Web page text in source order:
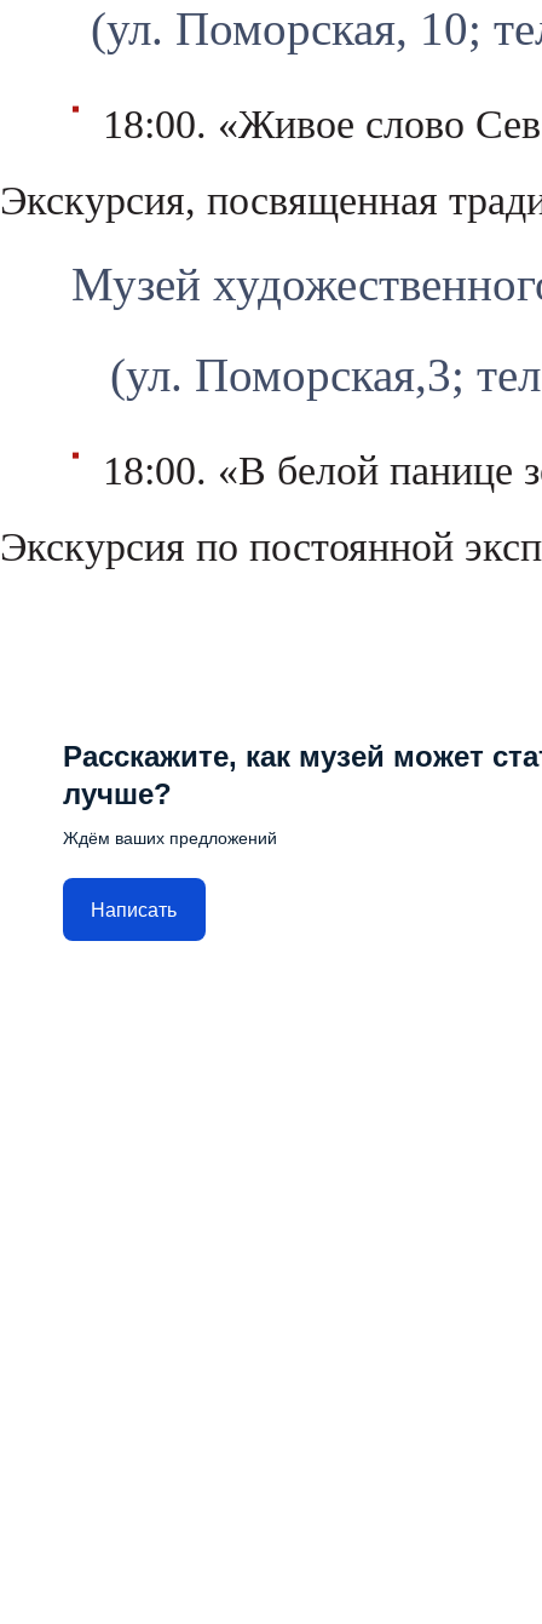
(ул. Поморская, 10;
18:00. «Живое слово
Экскурсия, посвященная
Музей
(ул. Поморская,3;
18:00. «В белой панице
Экскурсия по постоянной
Расскажите, как музей может
лучше?
Ждём ваших предложений
Написать